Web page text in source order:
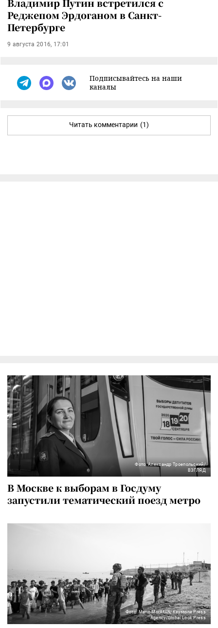
Владимир Путин встретился с
Реджепом Эрдоганом в Санкт-
Петербурге
9 августа 2016, 17:01
Подписывайтесь на наши
каналы
Читать комментарии (1)
Фото: Александр Троепольский/
ВЗГЛЯД
В Москве к выборам в Госдуму
запустили тематический поезд метро
Фото: Mario MorAfAN/Keystone Press
Agency/Global Look Press